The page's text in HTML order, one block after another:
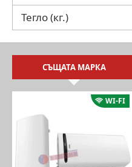
Тегло (кг.)
СЪЩАТА МАРКА
WI-FI